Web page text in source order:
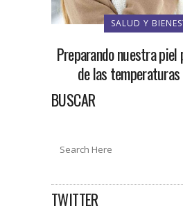
SALUD Y
Preparando nuestra piel
de las
BUSCAR
TWITTER